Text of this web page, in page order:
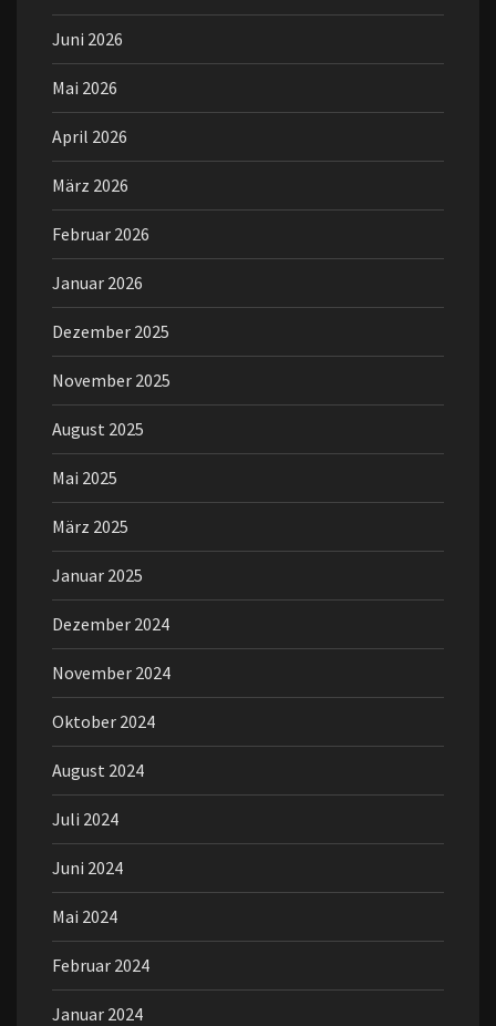
Juni 2026
Mai 2026
April 2026
März 2026
Februar 2026
Januar 2026
Dezember 2025
November 2025
August 2025
Mai 2025
März 2025
Januar 2025
Dezember 2024
November 2024
Oktober 2024
August 2024
Juli 2024
Juni 2024
Mai 2024
Februar 2024
Januar 2024